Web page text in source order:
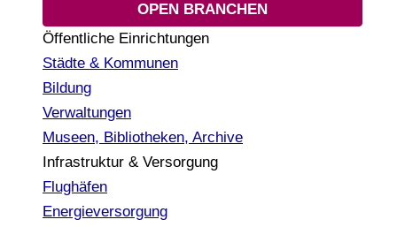
OPEN BRANCHEN
Öffentliche Einrichtungen
Städte & Kommunen
Bildung
Verwaltungen
Museen, Bibliotheken, Archive
Infrastruktur & Versorgung
Flughäfen
Energieversorgung